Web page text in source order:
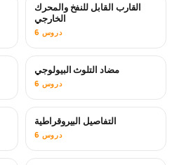
القارب القابل للنفخ والمحرك
الخارجي
6 دروس
قريبًا
مضاد التلوث البيولوجي
6 دروس
التفاصيل البيروقراطية
6 دروس